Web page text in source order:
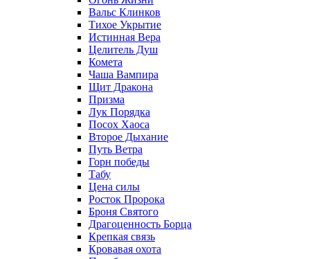
Вальс Клинков
Тихое Укрытие
Истинная Вера
Целитель Душ
Комета
Чаша Вампира
Щит Дракона
Призма
Лук Порядка
Посох Хаоса
Второе Дыхание
Путь Ветра
Горн победы
Табу
Цена силы
Росток Пророка
Броня Святого
Драгоценность Борца
Крепкая связь
Кровавая охота